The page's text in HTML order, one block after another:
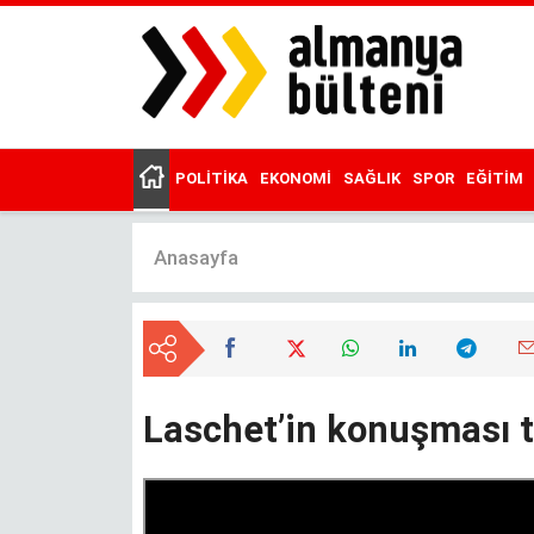
Main
menu
POLITIKA EKONOMI SAĞLIK SPOR EĞITIM
Anasayfa
Laschet’in konuşması